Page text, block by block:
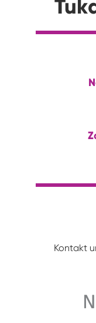
Kontakt